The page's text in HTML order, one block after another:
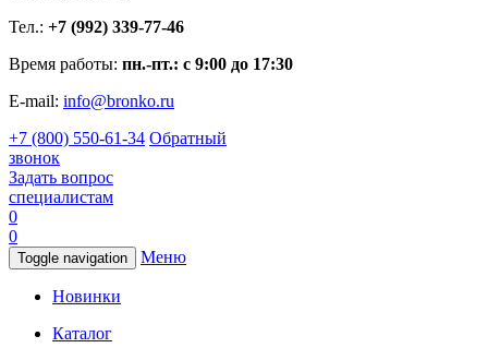
Тел.: +7 (992) 339-77-46
Время работы: пн.-пт.: с 9:00 до 17:30
E-mail: info@bronko.ru
+7 (800) 550-61-34 Обратный
звонок
Задать вопрос
специалистам
0
0
Toggle navigation Меню
Новинки
Каталог